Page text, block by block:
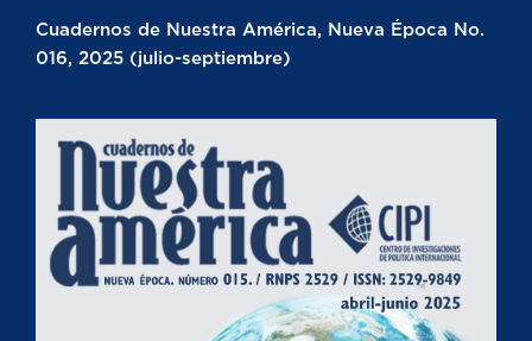
Cuadernos de Nuestra América, Nueva Época No.
016, 2025 (julio-septiembre)